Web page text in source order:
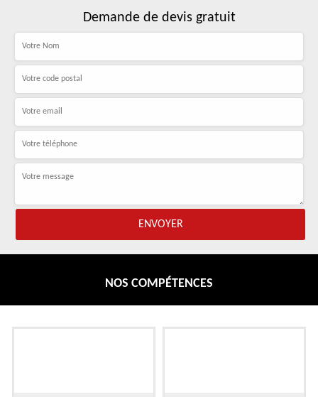
Demande de devis gratuit
NOS COMPÉTENCES